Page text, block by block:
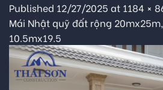
Published 12/27/2025 at 1184 ×
Mái Nhật quỹ đất rộng
10.5mx19.5